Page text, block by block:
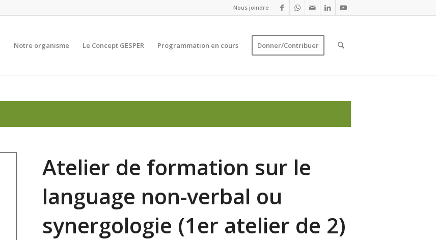
Nous joindre
Notre organisme Le Concept GESPER Programmation en cours Donner/Contribuer
Atelier de formation sur le
language non-verbal ou
synergologie (1er atelier de 2)